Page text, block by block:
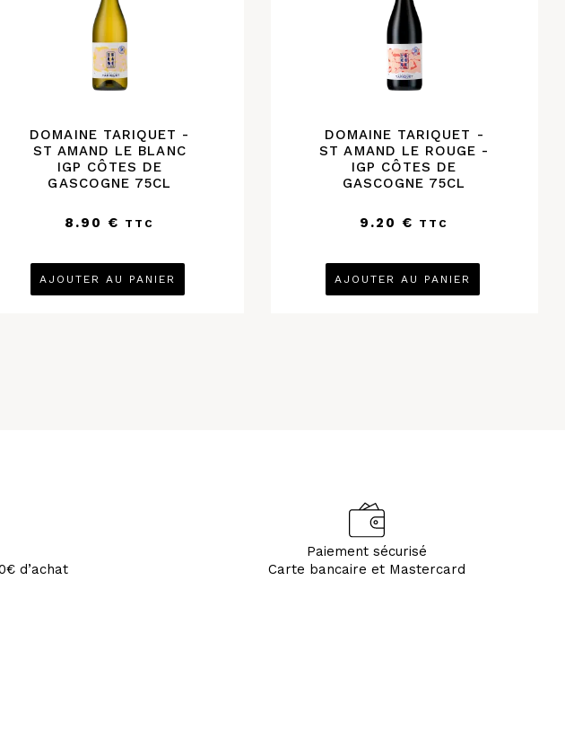
DOMAINE TARIQUET -
ST AMAND LE BLANC
IGP CÔTES DE
GASCOGNE 75CL
8.90€ TTC
AJOUTER AU PANIER
DOMAINE TARIQUET -
ST AMAND LE ROUGE -
IGP CÔTES DE
GASCOGNE 75CL
9.20€ TTC
AJOUTER AU PANIER
d’achat
Paiement sécurisé
Carte bancaire et Mastercard